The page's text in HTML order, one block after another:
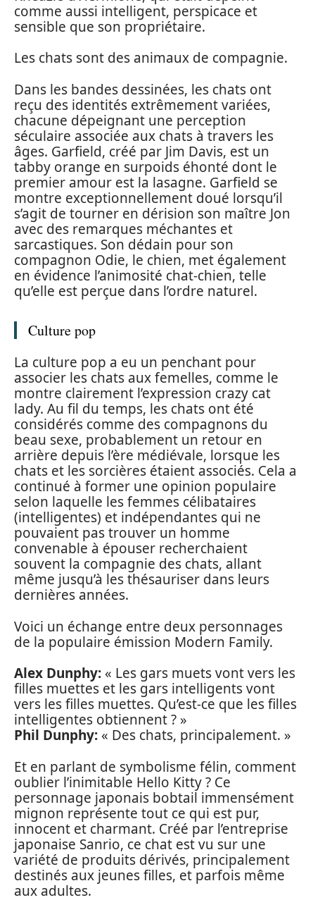
comme aussi intelligent, perspicace et
sensible que son propriétaire.
Les chats sont des animaux de compagnie.
Dans les bandes dessinées, les chats ont
reçu des identités extrêmement variées,
chacune dépeignant une perception
séculaire associée aux chats à travers les
âges. Garfield, créé par Jim Davis, est un
tabby orange en surpoids éhonté dont le
premier amour est la lasagne. Garfield se
montre exceptionnellement doué lorsqu’il
s’agit de tourner en dérision son maître Jon
avec des remarques méchantes et
sarcastiques. Son dédain pour son
compagnon Odie, le chien, met également
en évidence l’animosité chat-chien, telle
qu’elle est perçue dans l’ordre naturel.
Culture pop
La culture pop a eu un penchant pour
associer les chats aux femelles, comme le
montre clairement l’expression crazy cat
lady. Au fil du temps, les chats ont été
considérés comme des compagnons du
beau sexe, probablement un retour en
arrière depuis l’ère médiévale, lorsque les
chats et les sorcières étaient associés. Cela a
continué à former une opinion populaire
selon laquelle les femmes célibataires
(intelligentes) et indépendantes qui ne
pouvaient pas trouver un homme
convenable à épouser recherchaient
souvent la compagnie des chats, allant
même jusqu’à les thésauriser dans leurs
dernières années.
Voici un échange entre deux personnages
de la populaire émission Modern Family.
Alex Dunphy: « Les gars muets vont vers les
filles muettes et les gars intelligents vont
vers les filles muettes. Qu’est-ce que les filles
intelligentes obtiennent ? »
Phil Dunphy: « Des chats, principalement. »
Et en parlant de symbolisme félin, comment
oublier l’inimitable Hello Kitty ? Ce
personnage japonais bobtail immensément
mignon représente tout ce qui est pur,
innocent et charmant. Créé par l’entreprise
japonaise Sanrio, ce chat est vu sur une
variété de produits dérivés, principalement
destinés aux jeunes filles, et parfois même
aux adultes.